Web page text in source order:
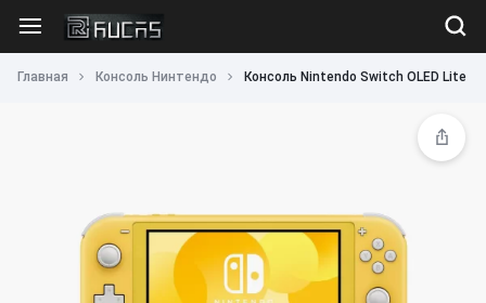
Главная Консоль Нинтендо Консоль Nintendo Switch OLED Lite